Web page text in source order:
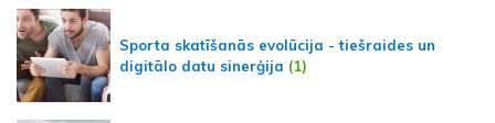
Sporta skatīšanās evolūcija - tiešraides un
digitālo datu sinerģija (1)